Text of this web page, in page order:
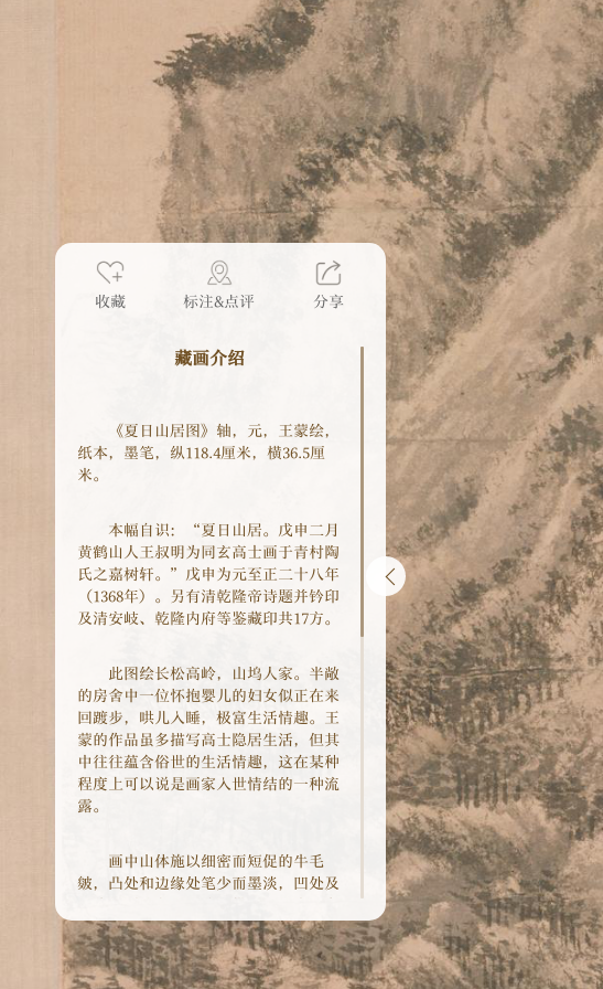
收藏 标注&点评 分享
藏画介绍
《夏日山居图》轴，元，王蒙绘，
纸本，墨笔，纵118.4厘米，横36.5厘
米。
本幅自识：“夏日山居。戊申二月
黄鹤山人王叔明为同玄高士画于青村陶
氏之嘉树轩。”戊申为元至正二十八年
（1368年）。另有清乾隆帝诗题并钤印
及清安岐、乾隆内府等鉴藏印共17方。
此图绘长松高岭，山坞人家。半敞
的房舍中一位怀抱婴儿的妇女似正在来
回踱步，哄儿入睡，极富生活情趣。王
蒙的作品虽多描写高士隐居生活，但其
中往往蕴含俗世的生活情趣，这在某种
程度上可以说是画家入世情结的一种流
露。
画中山体施以细密而短促的牛毛
皴，凸处和边缘处笔少而墨淡，凹处及
深暗处则笔多而墨浓，借以表现出山峦
的层次和体积感。松树以淡墨勾形，偶
尔施以重墨，树身以干笔圈皴，松针先
以淡墨写出，复施以浓重的焦墨，使之